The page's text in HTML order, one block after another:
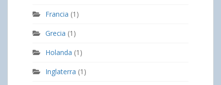
Francia (1)
Grecia (1)
Holanda (1)
Inglaterra (1)